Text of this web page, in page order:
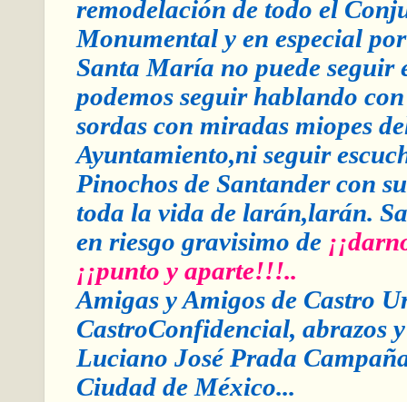
remodelación de todo el
Monumental y en especial
Santa María no puede seguir
podemos seguir hablando
sordas con miradas miopes
Ayuntamiento,ni seguir
Pinochos de Santander con
toda la vida de larán,larán.
en riesgo gravisimo de
¡¡punto y aparte!!!..
Amigas y Amigos de Castro
CastroConfidencial, abrazos
Luciano José Prada
Ciudad de México...